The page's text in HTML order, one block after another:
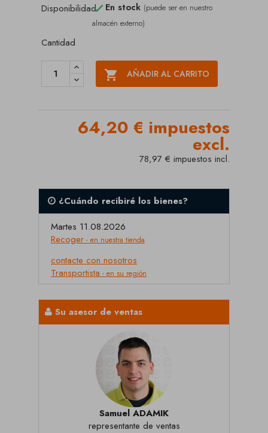
Disponibilidad En stock (puede ser en nuestro
almacén externo)
Cantidad
 AÑADIR AL CARRITO
64,20 € impuestos
excl.
78,97 € impuestos incl.
¿Cuándo recibiré los bienes?
Martes 11.08.2026
Recoger - en nuestra tienda
contacte con nosotros
Transportista - en su región
Su asesor de ventas
Samuel ADAMIK
representante de ventas